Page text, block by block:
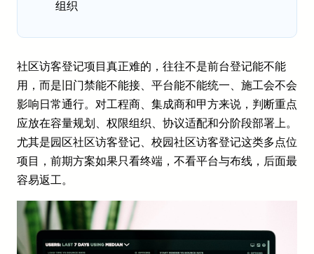
组织
社区访客登记项目真正难的，往往不是前台登记能不能
用，而是旧门禁能不能接、平台能不能统一、施工会不会
影响日常通行。对工程商、集成商和甲方来说，判断重点
应放在容量规划、权限组织、协议适配和分阶段部署上。
尤其是园区社区访客登记、校园社区访客登记这类多点位
项目，前期方案如果只看终端，不看平台与布线，后面最
容易返工。